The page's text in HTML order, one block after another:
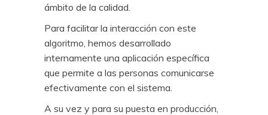
ámbito de la calidad.
Para facilitar la interacción con este
algoritmo, hemos desarrollado
internamente una aplicación específica
que permite a las personas comunicarse
efectivamente con el sistema.
A su vez y para su puesta en producción,